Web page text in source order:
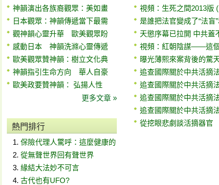
神韻演出各族裔觀眾：美如畫
日本觀眾：神韻傳遞當下最需
觀神韻心靈升華 歐美觀眾盼
感動日本 神韻洗滌心靈傳遞
歐美觀眾贊神韻：樹立文化典
神韻指引生命方向 華人自豪
歐美政要贊神韻： 弘揚人性
更多文章 »
熱門排行
保險代理人驚呼：這麼健康的
從無聲世界回有聲世界
緣結大法妙不可言
古代也有UFO?
視頻：生死之間2013版
是誰把法官變成了“法盲
天懲序幕已拉開 中共蓋
視頻：紅朝陰謀——這
曝光薄熙來案背後的驚
追查國際關於中共活摘
追查國際關於中共活摘
追查國際關於中共活摘
追查國際關於中共活摘
從挖眼悲劇談活摘器官